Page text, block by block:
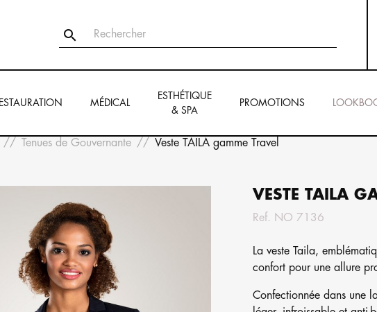

MÉDICAL
ESTHÉTIQUE
& SPA
PROMOTIONS
Tenues de Gouvernante Veste TAILA gamme Travel
VESTE TAILA
Ref. NO 7136
La veste Taila,
confort pour une allure
Confectionnée dans une